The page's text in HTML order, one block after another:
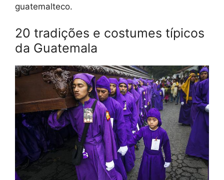
guatemalteco.
20 tradições e costumes típicos
da Guatemala